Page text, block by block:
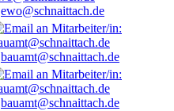
ewo@schnaittach.de
bauamt@schnaittach.de
bauamt@schnaittach.de